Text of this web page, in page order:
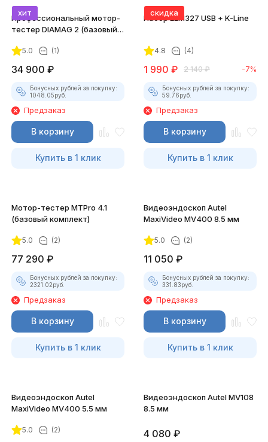
хит
Профессиональный мотор-
тестер DIAMAG 2 (базовый
5.0 (1)
34 900 ₽
Бонусных рублей за покупку:
1048.05руб.
Предзаказ
В корзину
Купить в 1 клик
скидка
Набор ELM327 USB + K-Line
4.8 (4)
1 990 ₽ 2 140 ₽ -7%
Бонусных рублей за покупку:
59.76руб.
Предзаказ
В корзину
Купить в 1 клик
Мотор-тестер MTPro 4.1
(базовый комплект)
5.0 (2)
77 290 ₽
Бонусных рублей за покупку:
2321.02руб.
Предзаказ
В корзину
Купить в 1 клик
Видеоэндоскоп Autel
MaxiVideo MV400 8.5 мм
5.0 (2)
11 050 ₽
Бонусных рублей за покупку:
331.83руб.
Предзаказ
В корзину
Купить в 1 клик
Видеоэндоскоп Autel
MaxiVideo MV400 5.5 мм
5.0 (2)
Видеоэндоскоп Autel MV108
8.5 мм
4 080 ₽